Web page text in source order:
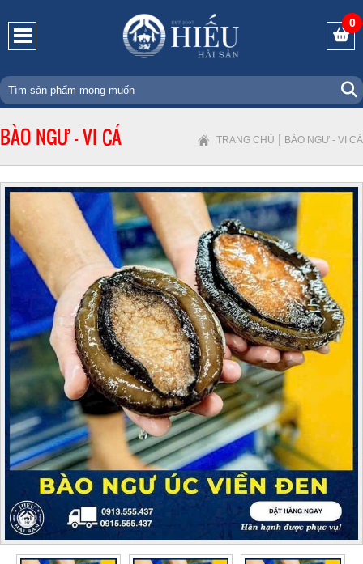
0
BÀO NGƯ - VI CÁ TRANG CHỦ | BÀO NGƯ - VI CÁ